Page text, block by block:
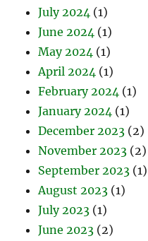
July 2024 (1)
June 2024 (1)
May 2024 (1)
April 2024 (1)
February 2024 (1)
January 2024 (1)
December 2023 (2)
November 2023 (2)
September 2023 (1)
August 2023 (1)
July 2023 (1)
June 2023 (2)